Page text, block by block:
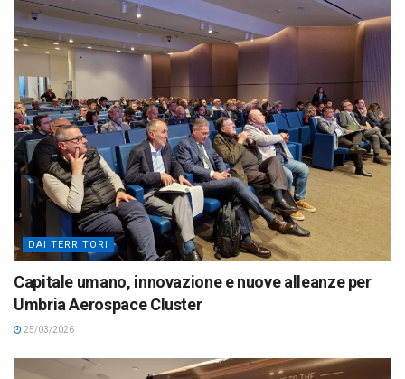
DAI TERRITORI
Capitale umano, innovazione e nuove alleanze per
Umbria Aerospace Cluster
25/03/2026